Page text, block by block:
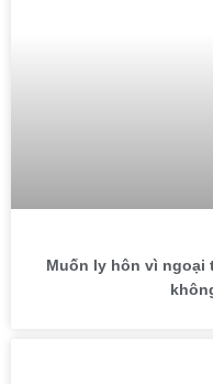
Muốn ly hôn vì ngoại